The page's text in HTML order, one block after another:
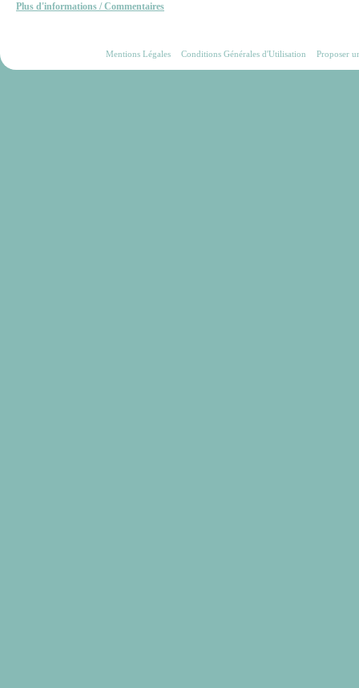
Plus d'informations / Commentaires
Mentions Légales Conditions Générales d'Utilisation Proposer